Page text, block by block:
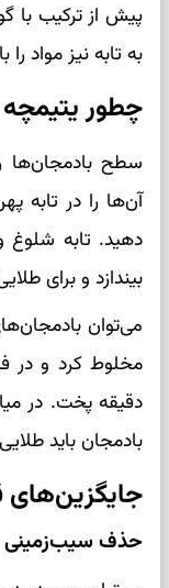
پیش از ترکیب
به تابه نیز مواد
چطور
سطح بادمجان‌ها
آن‌ها را در تابه
دهید. تابه
بیندازد و برای
دقیقه پخت. در
بادمجان باید
جایگزین‌های
حذف سیب‌زمینی